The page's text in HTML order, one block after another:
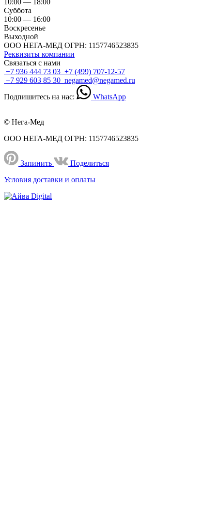
Суббота
10:00 — 16:00
Воскресенье
Выходной
ООО НЕГА-МЕД ОГРН: 1157746523835
Реквизиты компании
Связаться с нами
+7 936 444 73 03 +7 (499) 707-12-57
+7 929 603 85 30 negamed@negamed.ru
Подпишитесь на нас:
WhatsApp
© Нега-Мед
ООО НЕГА-МЕД ОГРН: 1157746523835
Запинить
Поделиться
Условия доставки и оплаты